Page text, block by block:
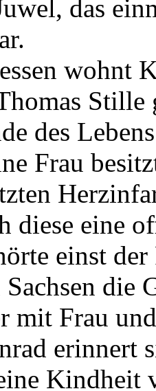
das
wohnt
Stille
des
Frau
diese eine
einst
die
mit Frau
erinnert
Kindheit